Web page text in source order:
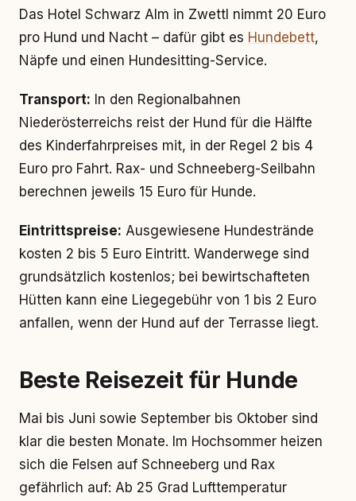
Das Hotel Schwarz Alm in Zwettl nimmt 20 Euro
pro Hund und Nacht – dafür gibt es Hundebett,
Näpfe und einen Hundesitting-Service.
Transport: In den Regionalbahnen
Niederösterreichs reist der Hund für die Hälfte
des Kinderfahrpreises mit, in der Regel 2 bis 4
Euro pro Fahrt. Rax- und Schneeberg-Seilbahn
berechnen jeweils 15 Euro für Hunde.
Eintrittspreise: Ausgewiesene Hundestrände
kosten 2 bis 5 Euro Eintritt. Wanderwege sind
grundsätzlich kostenlos; bei bewirtschafteten
Hütten kann eine Liegegebühr von 1 bis 2 Euro
anfallen, wenn der Hund auf der Terrasse liegt.
Beste Reisezeit für Hunde
Mai bis Juni sowie September bis Oktober sind
klar die besten Monate. Im Hochsommer heizen
sich die Felsen auf Schneeberg und Rax
gefährlich auf: Ab 25 Grad Lufttemperatur